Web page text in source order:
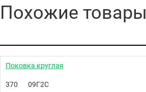
Похожие товары
Поковка круглая
370 09Г2С